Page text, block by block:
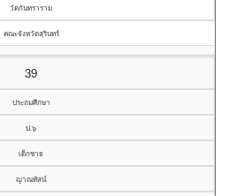
วัดกันทราราม
คณะจังหวัดสุรินทร์
39
ประถมศึกษา
ป.๖
เด็กชาย
ญาณทัสน์